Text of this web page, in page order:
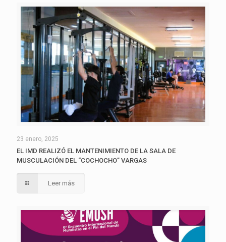
23 enero, 2025
EL IMD REALIZÓ EL MANTENIMIENTO DE LA SALA DE
MUSCULACIÓN DEL “COCHOCHO” VARGAS
Leer más